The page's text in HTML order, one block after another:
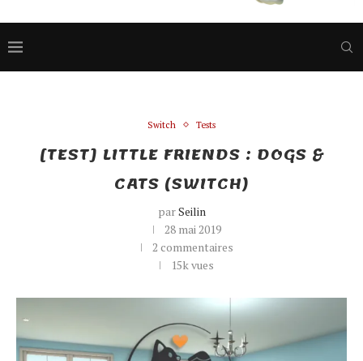
Switch Tests
[TEST] LITTLE FRIENDS : DOGS &
CATS (SWITCH)
parSeilin
28 mai 2019
2 commentaires
15kvues